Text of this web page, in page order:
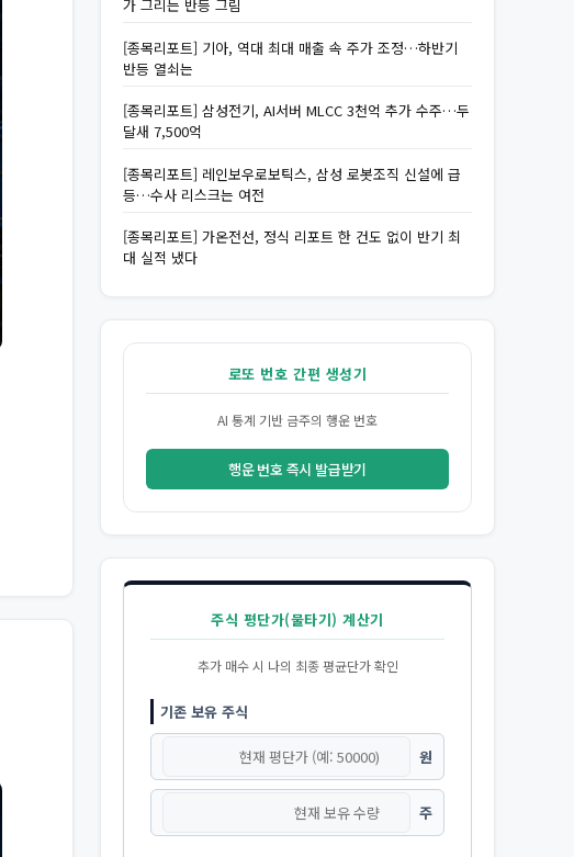
가 그리는 반등 그림
[종목리포트] 기아, 역대 최대 매출 속 주가 조정…하반기
반등 열쇠는
[종목리포트] 삼성전기, AI서버 MLCC 3천억 추가 수주…두
달새 7,500억
[종목리포트] 레인보우로보틱스, 삼성 로봇조직 신설에 급
등…수사 리스크는 여전
[종목리포트] 가온전선, 정식 리포트 한 건도 없이 반기 최
대 실적 냈다
로또 번호 간편 생성기
AI 통계 기반 금주의 행운 번호
행운 번호 즉시 발급받기
주식 평단가(물타기) 계산기
추가 매수 시 나의 최종 평균단가 확인
기존 보유 주식
원
주